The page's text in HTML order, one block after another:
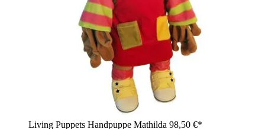
Living Puppets Handpuppe Mathilda 98,50 €*